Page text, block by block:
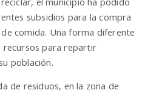
subsidios para la compra
comida. Una forma diferente
recursos para repartir
población.
de residuos, en la zona de